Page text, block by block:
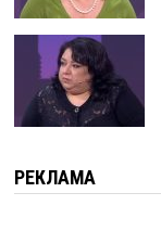
РЕКЛАМА